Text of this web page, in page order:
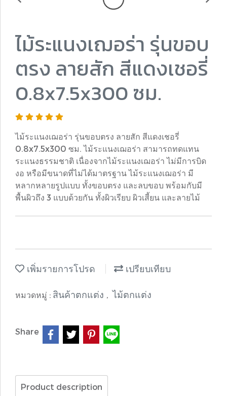
ไม้ระแนงเฌอร่า รุ่นขอบ
ตรง ลายสัก สีแดงเชอรี่
0.8x7.5x300 ซม.
ไม้ระแนงเฌอร่า รุ่นขอบตรง ลายสัก สีแดงเชอรี่
0.8x7.5x300 ซม. ไม้ระแนงเฌอร่า สามารถทดแทน
ระแนงธรรมชาติ เนื่องจากไม้ระแนงเฌอร่า ไม่มีการบิด
งอ หรือมีขนาดที่ไม่ได้มาตรฐาน ไม้ระแนงเฌอร่า มี
หลากหลายรูปแบบ ทั้งขอบตรง และลบขอบ พร้อมกับมี
พื้นผิวถึง 3 แบบด้วยกัน ทั้งผิวเรียบ ผิวเสี้ยน และลายไม้
เพิ่มรายการโปรด เปรียบเทียบ
หมวดหมู่ : สินค้าตกแต่ง , ไม้ตกแต่ง
Share
Product description